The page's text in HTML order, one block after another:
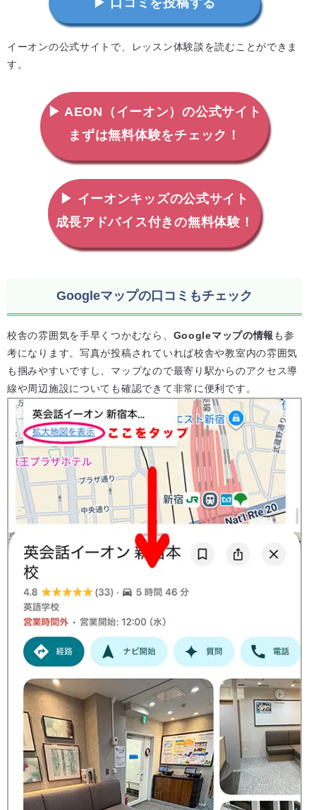
▶ 口コミを投稿する
イーオンの公式サイトで、レッスン体験談を読むことができま
す。
▶ AEON（イーオン）の公式サイト
まずは無料体験をチェック！
▶ イーオンキッズの公式サイト
成長アドバイス付きの無料体験！
Googleマップの口コミもチェック
校舎の雰囲気を手早くつかむなら、 Googleマップの情報 も参
考になります。写真が投稿されていれば校舎や教室内の雰囲気
も掴みやすいですし、マップなので最寄り駅からのアクセス導
線や周辺施設についても確認できて非常に便利です。